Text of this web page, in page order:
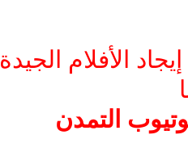
الأفلام الجيدة
التمدن